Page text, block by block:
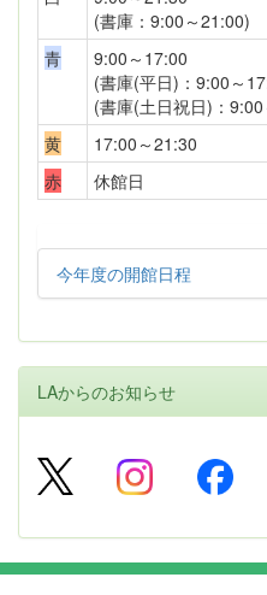
(書庫：9:00～21:00)
青
9:00～17:00
(書庫(平日)：9:00～
(書庫(土日祝日)：
黄
17:00～21:30
赤
休館日
今年度の開館日程
LAからのお知らせ